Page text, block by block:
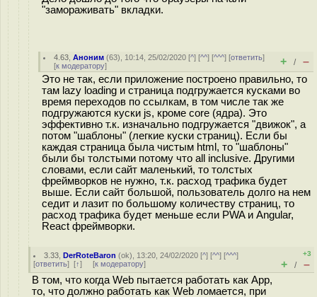
"замораживать" вкладки.
4.63 ,Аноним (63), 10:14, 25/02/2020 [^] [^^] [^^^] [ответить]
[к модератору] + / –
Это не так, если приложение построено правильно, то
там lazy loading и страница подгружается кусками во
время переходов по ссылкам, в том числе так же
подгружаются куски js, кроме core (ядра). Это
эффективно т.к. изначально подгружается "движок", а
потом "шаблоны" (легкие куски страниц). Если бы
каждая страница была чистым html, то "шаблоны"
были бы толстыми потому что all inclusive. Другими
словами, если сайт маленький, то толстых
фреймворков не нужно, т.к. расход трафика будет
выше. Если сайт большой, пользователь долго на нем
седит и лазит по большому количеству страниц, то
расход трафика будет меньше если PWA и Angular,
React фреймворки.
3.33 ,DerRoteBaron (ok), 13:20, 24/02/2020 [^] [^^] [^^^]
[ответить] [↑] [к модератору]
+3
+ / –
В том, что когда Web пытается работать как App,
то, что должно работать как Web ломается, при